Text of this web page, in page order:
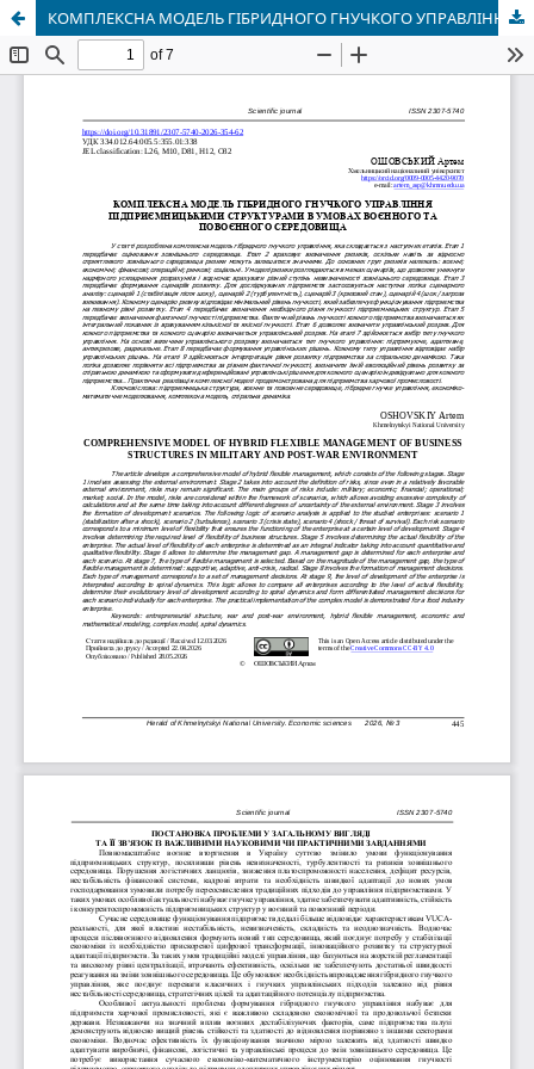
КОМПЛЕКСНА МОДЕЛЬ ГІБРИДНОГО ГНУЧКОГО УПРАВЛІННЯ ПІДПРИЄМНИЦЬКИМИ СТРУКТУРАМИ В УМОВАХ ВОЄННОГО ТА ПОВОЄННОГО СЕРЕДОВИЩА